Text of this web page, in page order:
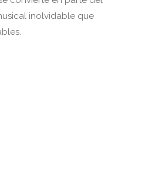
inolvidable que